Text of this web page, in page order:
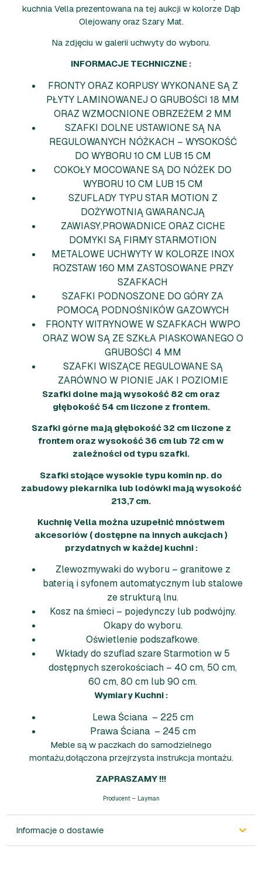
kuchnia Vella prezentowana na tej aukcji w kolorze Dąb
Olejowany oraz Szary Mat.
Na zdjęciu w galerii uchwyty do wyboru.
INFORMACJE TECHNICZNE :
FRONTY ORAZ KORPUSY WYKONANE SĄ Z
PŁYTY LAMINOWANEJ O GRUBOŚCI 18 MM
ORAZ WZMOCNIONE OBRZEŻEM 2 MM
SZAFKI DOLNE USTAWIONE SĄ NA
REGULOWANYCH NÓŻKACH – WYSOKOŚĆ
DO WYBORU 10 CM LUB 15 CM
COKOŁY MOCOWANE SĄ DO NÓŻEK DO
WYBORU 10 CM LUB 15 CM
SZUFLADY TYPU STAR MOTION Z
DOŻYWOTNIĄ GWARANCJĄ
ZAWIASY,PROWADNICE ORAZ CICHE
DOMYKI SĄ FIRMY STARMOTION
METALOWE UCHWYTY W KOLORZE INOX
ROZSTAW 160 MM ZASTOSOWANE PRZY
SZAFKACH
SZAFKI PODNOSZONE DO GÓRY ZA
POMOCĄ PODNOŚNIKÓW GAZOWYCH
FRONTY WITRYNOWE W SZAFKACH WWPO
ORAZ WOW SĄ ZE SZKŁA PIASKOWANEGO O
GRUBOŚCI 4 MM
SZAFKI WISZĄCE REGULOWANE SĄ
ZARÓWNO W PIONIE JAK I POZIOMIE
Szafki dolne mają wysokość 82 cm oraz
głębokość 54 cm liczone z frontem.
Szafki górne mają głębokość 32 cm liczone z
frontem oraz wysokość 36 cm lub 72 cm w
zależności od typu szafki.
Szafki stojące wysokie typu komin np. do
zabudowy piekarnika lub lodówki mają wysokość
213,7 cm.
Kuchnię Vella można uzupełnić mnóstwem
akcesoriów ( dostępne na innych aukcjach )
przydatnych w każdej kuchni :
Zlewozmywaki do wyboru – granitowe z
baterią i syfonem automatycznym lub stalowe
ze strukturą lnu.
Kosz na śmieci – pojedynczy lub podwójny.
Okapy do wyboru.
Oświetlenie podszafkowe.
Wkłady do szuflad szare Starmotion w 5
dostępnych szerokościach – 40 cm, 50 cm,
60 cm, 80 cm lub 90 cm.
Wymiary Kuchni :
Lewa Ściana – 225 cm
Prawa Ściana – 245 cm
Meble są w paczkach do samodzielnego
montażu,dołączona przejrzysta instrukcja montażu.
ZAPRASZAMY !!!
Producent – Layman
Informacje o dostawie